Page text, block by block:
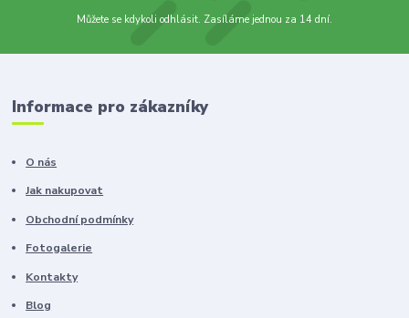
Můžete se kdykoli odhlásit. Zasíláme jednou za 14 dní.
Informace pro zákazníky
O nás
Jak nakupovat
Obchodní podmínky
Fotogalerie
Kontakty
Blog